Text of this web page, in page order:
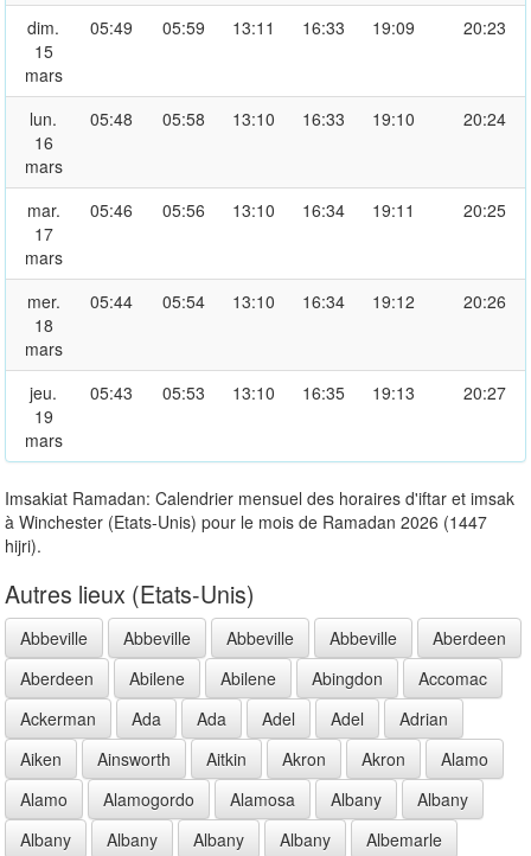
dim.
15
mars
05:49 05:59 13:11 16:33 19:09 20:23
lun.
16
mars
05:48 05:58 13:10 16:33 19:10 20:24
mar.
17
mars
05:46 05:56 13:10 16:34 19:11 20:25
mer.
18
mars
05:44 05:54 13:10 16:34 19:12 20:26
jeu.
19
mars
05:43 05:53 13:10 16:35 19:13 20:27
Imsakiat Ramadan: Calendrier mensuel des horaires d'iftar et imsak
à Winchester (Etats-Unis) pour le mois de Ramadan 2026 (1447
hijri).
Autres lieux (Etats-Unis)
Abbeville Abbeville Abbeville Abbeville
Aberdeen
Aberdeen
Abilene Abilene Abingdon
Accomac
Ackerman
Ada Ada Adel Adel
Adrian
Aiken
Ainsworth Aitkin Akron Akron
Alamo
Alamo
Alamogordo Alamosa Albany
Albany
Albany
Albany Albany Albany
Albemarle